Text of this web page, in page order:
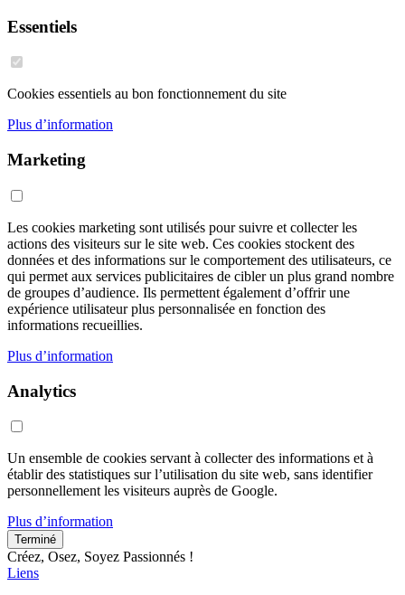
Essentiels
Cookies essentiels au bon fonctionnement du site
Plus d’information
Marketing
Les cookies marketing sont utilisés pour suivre et collecter les
actions des visiteurs sur le site web. Ces cookies stockent des
données et des informations sur le comportement des utilisateurs, ce
qui permet aux services publicitaires de cibler un plus grand nombre
de groupes d’audience. Ils permettent également d’offrir une
expérience utilisateur plus personnalisée en fonction des
informations recueillies.
Plus d’information
Analytics
Un ensemble de cookies servant à collecter des informations et à
établir des statistiques sur l’utilisation du site web, sans identifier
personnellement les visiteurs auprès de Google.
Plus d’information
Terminé
Créez, Osez, Soyez Passionnés !
Liens